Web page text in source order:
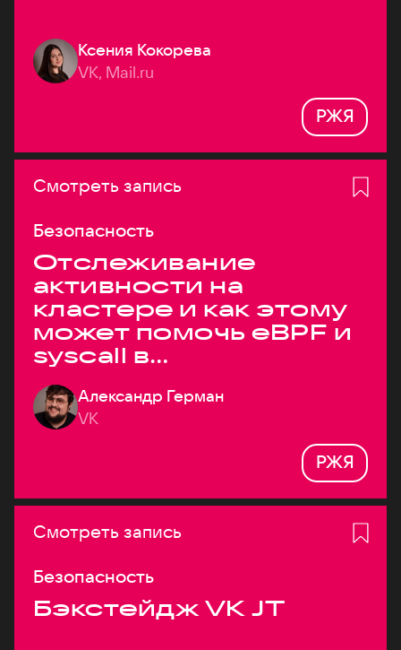
Ксения Кокорева
VK, Mail.ru
РЖЯ
Смотреть запись
Безопасность
Отслеживание
активности на
кластере и как этому
может помочь eBPF и
syscall в
высоконагруженных
системах
Александр Герман
VK
РЖЯ
Смотреть запись
Безопасность
Бэкстейдж VK JT